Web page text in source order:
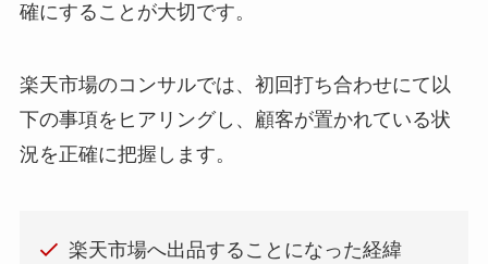
確にすることが大切です。
楽天市場のコンサルでは、初回打ち合わせにて以
下の事項をヒアリングし、顧客が置かれている状
況を正確に把握します。
楽天市場へ出品することになった経緯